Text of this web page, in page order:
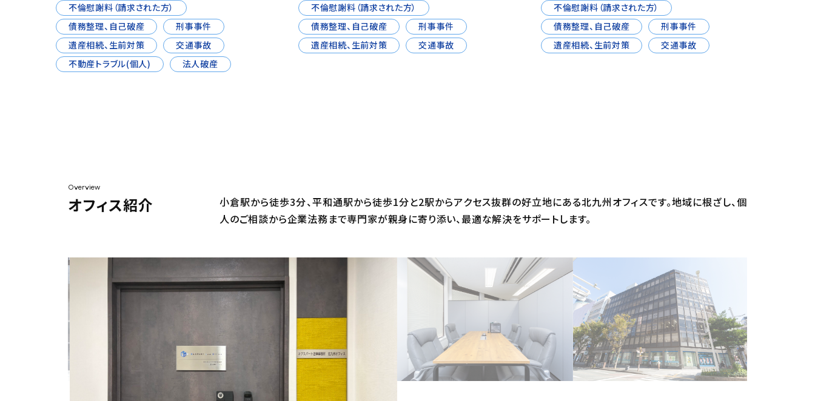
不倫慰謝料（請求された方）
債務整理、自己破産
刑事事件
遺産相続、生前対策
交通事故
不動産トラブル(個人)
法人破産
不倫慰謝料（請求された方）
債務整理、自己破産
刑事事件
遺産相続、生前対策
交通事故
不倫慰謝料（請求された方）
債務整理、自己破産
刑事事件
遺産相続、生前対策
交通事故
Overview
オフィス紹介
小倉駅から徒歩3分、平和通駅から徒歩1分と2駅からアクセス抜群の好立地にある北九州オフィスです。地域に根ざし、個
人のご相談から企業法務まで専門家が親身に寄り添い、最適な解決をサポートします。